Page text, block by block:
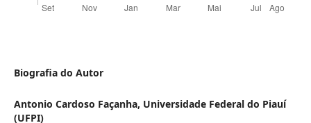
Biografia do Autor
Antonio Cardoso Façanha, Universidade Federal do Piauí
(UFPI)